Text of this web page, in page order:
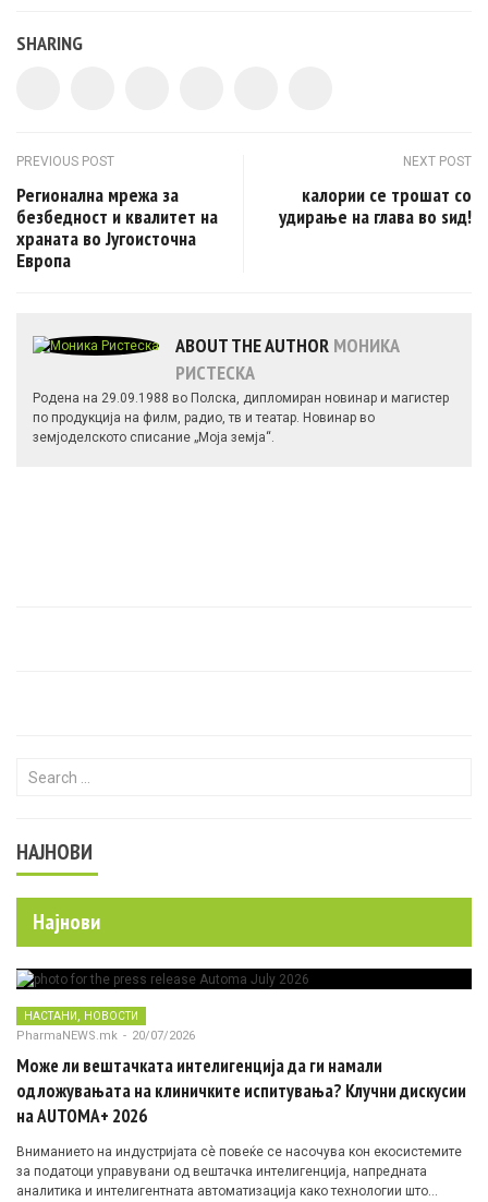
SHARING
Post navigation
PREVIOUS POST
Регионална мрежа за
безбедност и квалитет на
храната во Југоисточна
Европа
NEXT POST
калории се трошат со
удирање на глава во ѕид!
ABOUT THE AUTHOR МОНИКА
РИСТЕСКА
Родена на 29.09.1988 во Полска, дипломиран новинар и магистер
по продукција на филм, радио, тв и театар. Новинар во
земјоделското списание „Моја земја“.
Search for:
НАЈНОВИ
Најнови
НАСТАНИ, НОВОСТИ
PharmaNEWS.mk - 20/07/2026
Може ли вештачката интелигенција да ги намали
одложувањата на клиничките испитувања? Клучни дискусии
на AUTOMA+ 2026
Вниманието на индустријата сè повеќе се насочува кон екосистемите
за податоци управувани од вештачка интелигенција, напредната
аналитика и интелигентната автоматизација како технологии што